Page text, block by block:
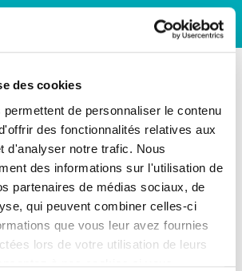
des cookies
de personnaliser le contenu
des fonctionnalités relatives aux
d'analyser notre trafic. Nous
des informations sur l'utilisation de
partenaires de médias sociaux, de
qui peuvent combiner celles-ci
que vous leur avez fournies
lors de votre utilisation de leurs